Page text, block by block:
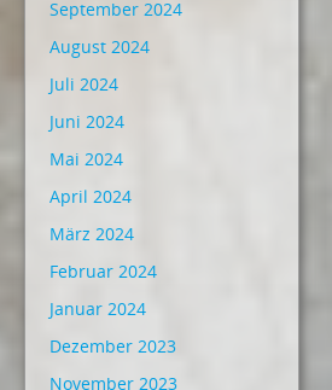
September 2024
August 2024
Juli 2024
Juni 2024
Mai 2024
April 2024
März 2024
Februar 2024
Januar 2024
Dezember 2023
November 2023